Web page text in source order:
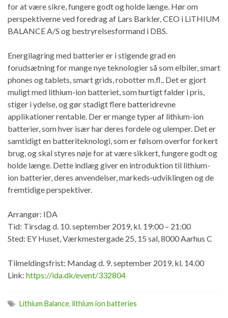
for at være sikre, fungere godt og holde længe. Hør om
perspektiverne ved foredrag af Lars Barkler, CEO i LiTHIUM
BALANCE A/S og bestryrelsesformand i DBS.
Energilagring med batterier er i stigende grad en
forudsætning for mange nye teknologier så som elbiler, smart
phones og tablets, smart grids, robotter m.fl.. Det er gjort
muligt med lithium-ion batteriet, som hurtigt falder i pris,
stiger i ydelse, og gør stadigt flere batteridrevne
applikationer rentable. Der er mange typer af lithium-ion
batterier, som hver især har deres fordele og ulemper. Det er
samtidigt en batteriteknologi, som er følsom overfor forkert
brug, og skal styres nøje for at være sikkert, fungere godt og
holde længe. Dette indlæg giver en introduktion til lithium-
ion batterier, deres anvendelser, markeds-udviklingen og de
fremtidige perspektiver.
Arrangør: IDA
Tid: Tirsdag d. 10. september 2019, kl. 19:00 – 21:00
Sted: EY Huset, Værkmestergade 25, 15 sal, 8000 Aarhus C
Tilmeldingsfrist: Mandag d. 9. september 2019, kl. 14.00
Link: https://ida.dk/event/332804
Lithium Balance, lithium ion batteries